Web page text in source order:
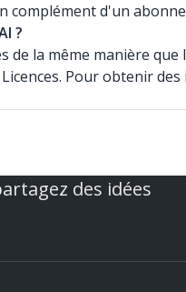
complément d'un
?
de la même manière
Pour obtenir
des idées